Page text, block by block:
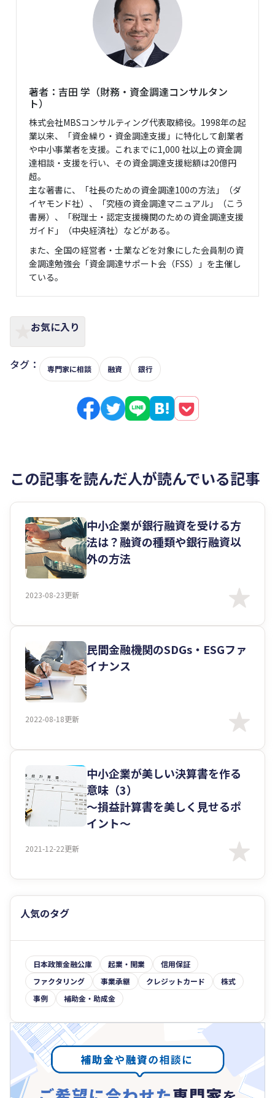
著者：吉田 学（財務・資金調達コンサルタン
ト）
株式会社MBSコンサルティング代表取締役。1998年の起
業以来、「資金繰り・資金調達支援」に特化して創業者
や中小事業者を支援。これまでに1,000 社以上の資金調
達相談・支援を行い、その資金調達支援総額は20億円
超。
主な著書に、「社長のための資金調達100の方法」（ダ
イヤモンド社）、「究極の資金調達マニュアル」（こう
書房）、「税理士・認定支援機関のための資金調達支援
ガイド」（中央経済社）などがある。
また、全国の経営者・士業などを対象にした会員制の資
金調達勉強会「資金調達サポート会（FSS）」を主催し
ている。
お気に入り
タグ： 専門家に相談 融資 銀行
この記事を読んだ人が読んでいる記事
2023-08-23更新
中小企業が銀行融資を受ける方
法は？融資の種類や銀行融資以
外の方法
2022-08-18更新
民間金融機関のSDGs・ESGファ
イナンス
2021-12-22更新
中小企業が美しい決算書を作る
意味（3）
～損益計算書を美しく見せるポ
イント～
人気のタグ
日本政策金融公庫 起業・開業
信用保証
ファクタリング
事業承継 クレジットカード
株式
事例
補助金・助成金